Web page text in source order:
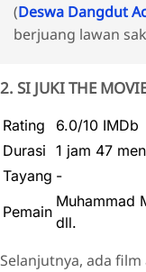
(Deswa Dangdut
berjuang lawan
2. SI JUKI THE
Rating
6.0/10 IMDb
Durasi 1 jam 47
Tayang -
Pemain
Muhammad
dll.
Selanjutnya, ada